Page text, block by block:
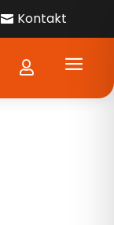
 Kontakt
 a